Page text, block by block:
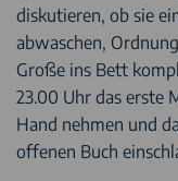
diskutieren, ob sie
abwaschen,
Große ins Bett
23.00 Uhr das erste
Hand nehmen und
offenen Buch